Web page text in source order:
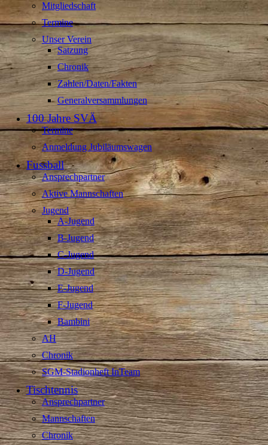
Mitgliedschaft
Termine
Unser Verein
Satzung
Chronik
Zahlen/Daten/Fakten
Generalversammlungen
100 Jahre SVÄ
Termine
Anmeldung Jubiläumswagen
Fussball
Ansprechpartner
Aktive Mannschaften
Jugend
A-Jugend
B-Jugend
C-Jugend
D-Jugend
E-Jugend
F-Jugend
Bambini
AH
Chronik
SGM-Stadionheft InTeam
Tischtennis
Ansprechpartner
Mannschaften
Chronik